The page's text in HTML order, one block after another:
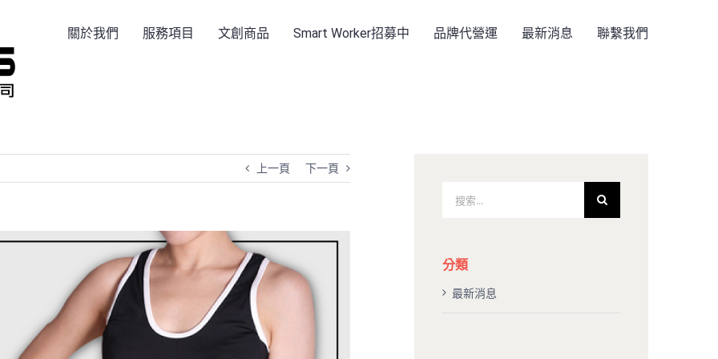
關於我們 服務項目 文創商品 Smart Worker招募中 品牌代營運 最新消息 聯繫我們
上一頁 下一頁
果：
分類
最新消息